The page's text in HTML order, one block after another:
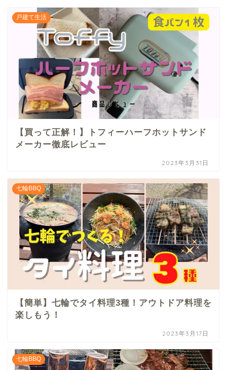
戸建て生活
【買って正解！】トフィーハーフホットサンド
メーカー徹底レビュー
2023年3月31日
七輪BBQ
【簡単】七輪でタイ料理3種！アウトドア料理を
楽しもう！
2023年3月17日
七輪BBQ